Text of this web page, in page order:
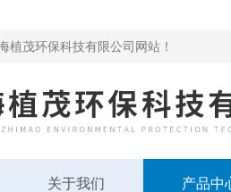
植茂环保科技有限公司网站！
关于我们 产品中